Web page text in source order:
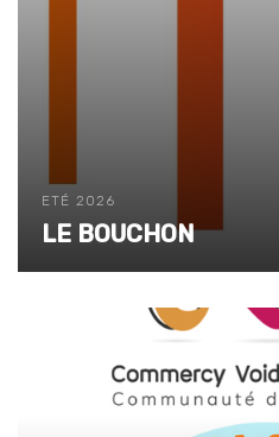
ETÉ 2026
LE BOUCHON